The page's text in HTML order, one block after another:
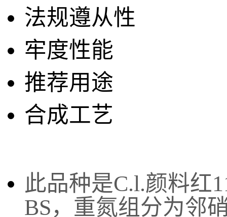
法规遵从性
牢度性能
推荐用途
合成工艺
此品种是C.l.颜料红
BS，重氮组分为邻